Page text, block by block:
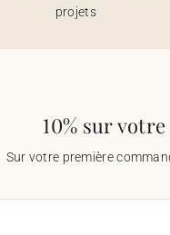
projets
10% sur
Sur votre première